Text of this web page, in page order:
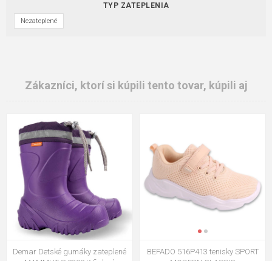
TYP ZATEPLENIA
Nezateplené
Zákazníci, ktorí si kúpili tento tovar, kúpili aj
Demar Detské gumáky zateplené
BEFADO 516P413 tenisky SPORT